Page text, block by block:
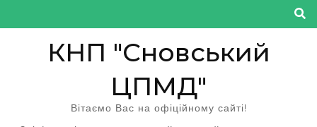
до
КНП "Сновський
ЦПМД"
Вітаємо Вас на офіційному сайті!